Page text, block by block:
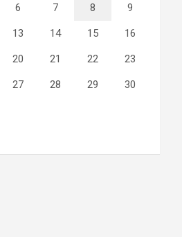
6 7 8 9
13 14 15 16
20 21 22 23
27 28 29 30